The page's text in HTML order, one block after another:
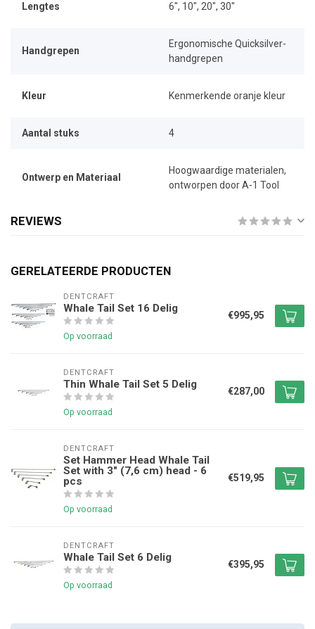
Lengtes 6", 10", 20", 30"
Handgrepen
Ergonomische Quicksilver-
handgrepen
Kleur Kenmerkende oranje kleur
Aantal stuks 4
Ontwerp en Materiaal
Hoogwaardige materialen,
ontworpen door A-1 Tool
REVIEWS
GERELATEERDE PRODUCTEN
DENTCRAFT
Whale Tail Set 16 Delig
Op voorraad
€995,95
DENTCRAFT
Thin Whale Tail Set 5 Delig
Op voorraad
€287,00
DENTCRAFT
Set Hammer Head Whale Tail
Set with 3" (7,6 cm) head - 6
pcs
Op voorraad
€519,95
DENTCRAFT
Whale Tail Set 6 Delig
Op voorraad
€395,95